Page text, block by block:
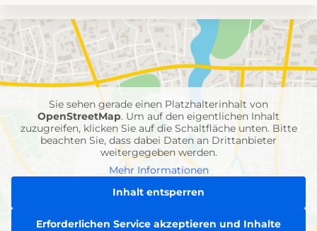
Umgebungskarte
mit
Feuerwehr-
Einheiten
Sie sehen gerade einen Platzhalterinhalt von
OpenStreetMap. Um auf den eigentlichen Inhalt
zuzugreifen, klicken Sie auf die Schaltfläche unten. Bitte
beachten Sie, dass dabei Daten an Drittanbieter
weitergegeben werden.
Mehr Informationen
Inhalt entsperren
Erforderlichen Service akzeptieren und Inhalte